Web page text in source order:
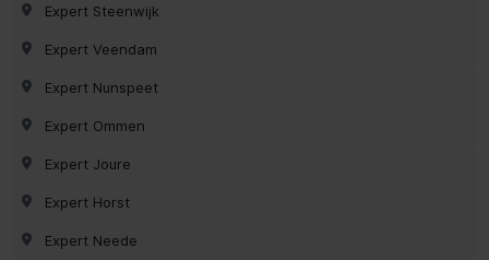
Expert Steenwijk
Expert Veendam
Expert Nunspeet
Expert Ommen
Expert Joure
Expert Horst
Expert Neede